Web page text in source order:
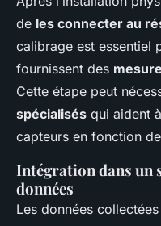
de les connecter au
calibrage est essentiel
fournissent des
Cette étape peut
spécialisés qui aident
capteurs en fonction
Intégration dans un
données
Les données